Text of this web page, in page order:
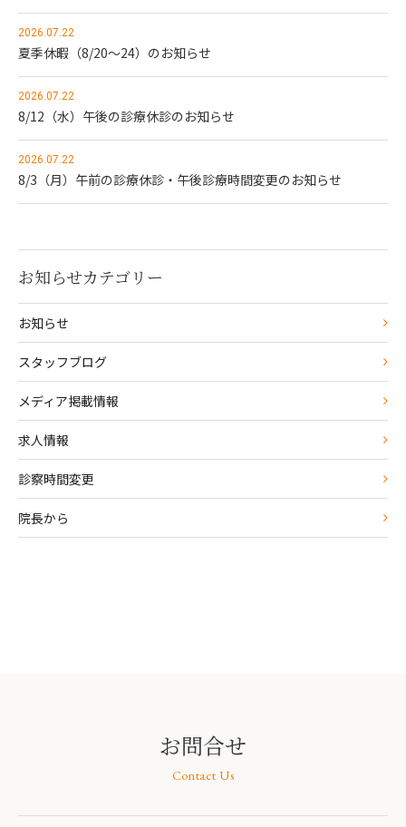
2026.07.22
夏季休暇（8/20～24）のお知らせ
2026.07.22
8/12（水）午後の診療休診のお知らせ
2026.07.22
8/3（月）午前の診療休診・午後診療時間変更のお知らせ
お知らせカテゴリー
お知らせ
スタッフブログ
メディア掲載情報
求人情報
診察時間変更
院長から
お問合せ
Contact Us